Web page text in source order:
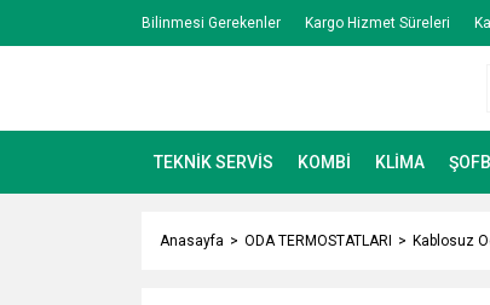
Bilinmesi Gerekenler Kargo Hizmet Süreleri
TEKNİK SERVİS KOMBİ KLİMA
Anasayfa ODA TERMOSTATLARI Kablosuz